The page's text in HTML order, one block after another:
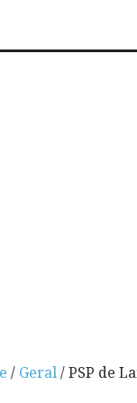
/ Geral/ PSP de